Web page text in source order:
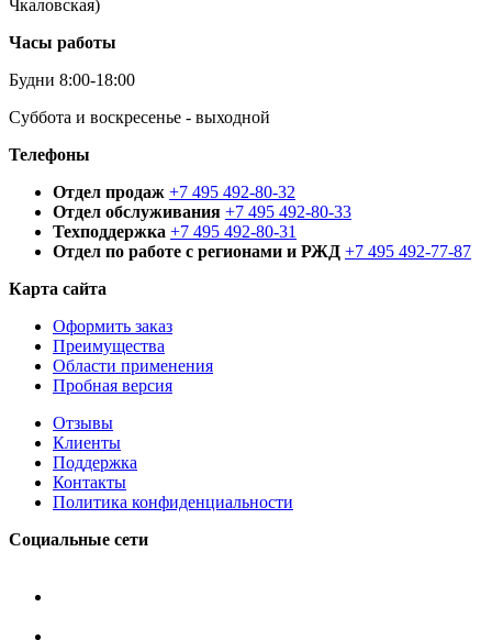
Чкаловская)
Часы работы
Будни 8:00-18:00
Суббота и воскресенье - выходной
Телефоны
Отдел продаж +7 495 492-80-32
Отдел обслуживания +7 495 492-80-33
Техподдержка +7 495 492-80-31
Отдел по работе с регионами и РЖД +7 495 492-77-87
Карта сайта
Оформить заказ
Преимущества
Области применения
Пробная версия
Отзывы
Клиенты
Поддержка
Контакты
Политика конфиденциальности
Социальные сети